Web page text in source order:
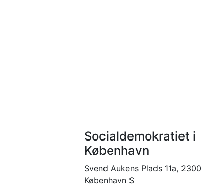
Socialdemokratiet i
København
Svend Aukens Plads 11a, 2300
København S